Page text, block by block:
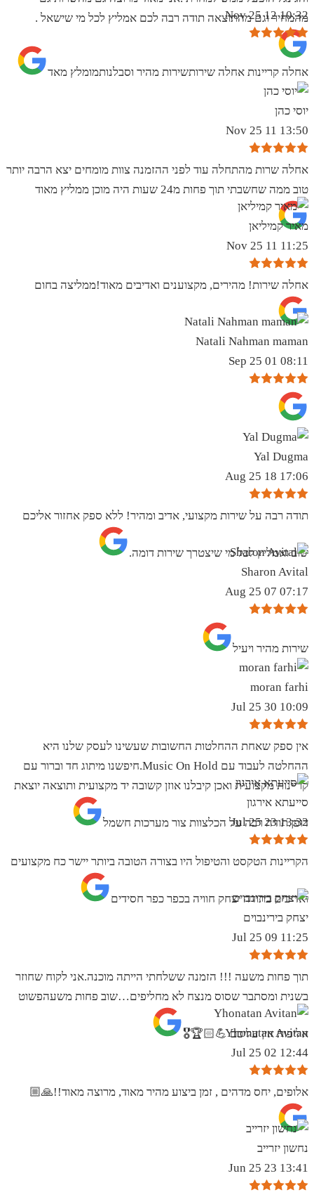
מהמחיר וגם מהתוצאה תודה רבה לכם אמליץ לכל מי שישאל .
10:32 12 Nov 25
אחלה קריינות אחלה שירותשירות מהיר וסבלנותמומלץ מאד
יוסי כהן
13:50 11 Nov 25
אחלה שרות מהתחלה עוד לפני ההזמנה צוות מומחים יצא הרבה יותר
טוב ממה שחשבתי תוך פחות מ24 שעות היה מוכן ממליץ מאוד
מאיר קמיליאן
11:25 11 Nov 25
אחלה שירות! מהירים, מקצוענים ואדיבים מאוד!ממליצה בחום
Natali Nahman maman
08:11 01 Sep 25
Yal Dugma
17:06 18 Aug 25
תודה רבה על שירות מקצועי, אדיב ומהיר! ללא ספק אחזור אליכם
שוב ואמליץ לכל מי שיצטרך שירות דומה.
Sharon Avital
07:17 07 Aug 25
שירות מהיר ויעיל
moran farhi
10:09 30 Jul 25
אין ספק שאחת ההחלטות החשובות שעשינו לעסק שלנו היא
ההחלטה לעבוד עם Music On Hold.חיפשנו מיתוג חד וברור עם
קריינות מקצועית ואכן קיבלנו אוזן קשובה יד מקצועית ותוצאה יוצאת
דופן.תודה רבה על הכלצוות צור מערכות חשמל
סייעתא אירגון
13:32 23 Jul 25
הקריינות הטקסט והטיפול היו בצורה הטובה ביותר יישר כח מקצועים
ואדיבים בתודה יצחק חוויה בכפר כפר חסידים
יצחק בירינבוים
11:25 09 Jul 25
תוך פחות משעה !!! הזמנה ששלחתי הייתה מוכנה.אני לקוח שחוזר
בשנית ומסתבר שסוס מנצח לא מחליפים…שוב פחות משעהפשוט
אליפות אין עליכם 💪🏻🏆🎖
Yhonatan Avitan
12:44 02 Jul 25
אלופים, יחס מדהים , זמן ביצוע מהיר מאוד, מרוצה מאוד!!🙏🏼
נחשון יזרייב
13:41 23 Jun 25